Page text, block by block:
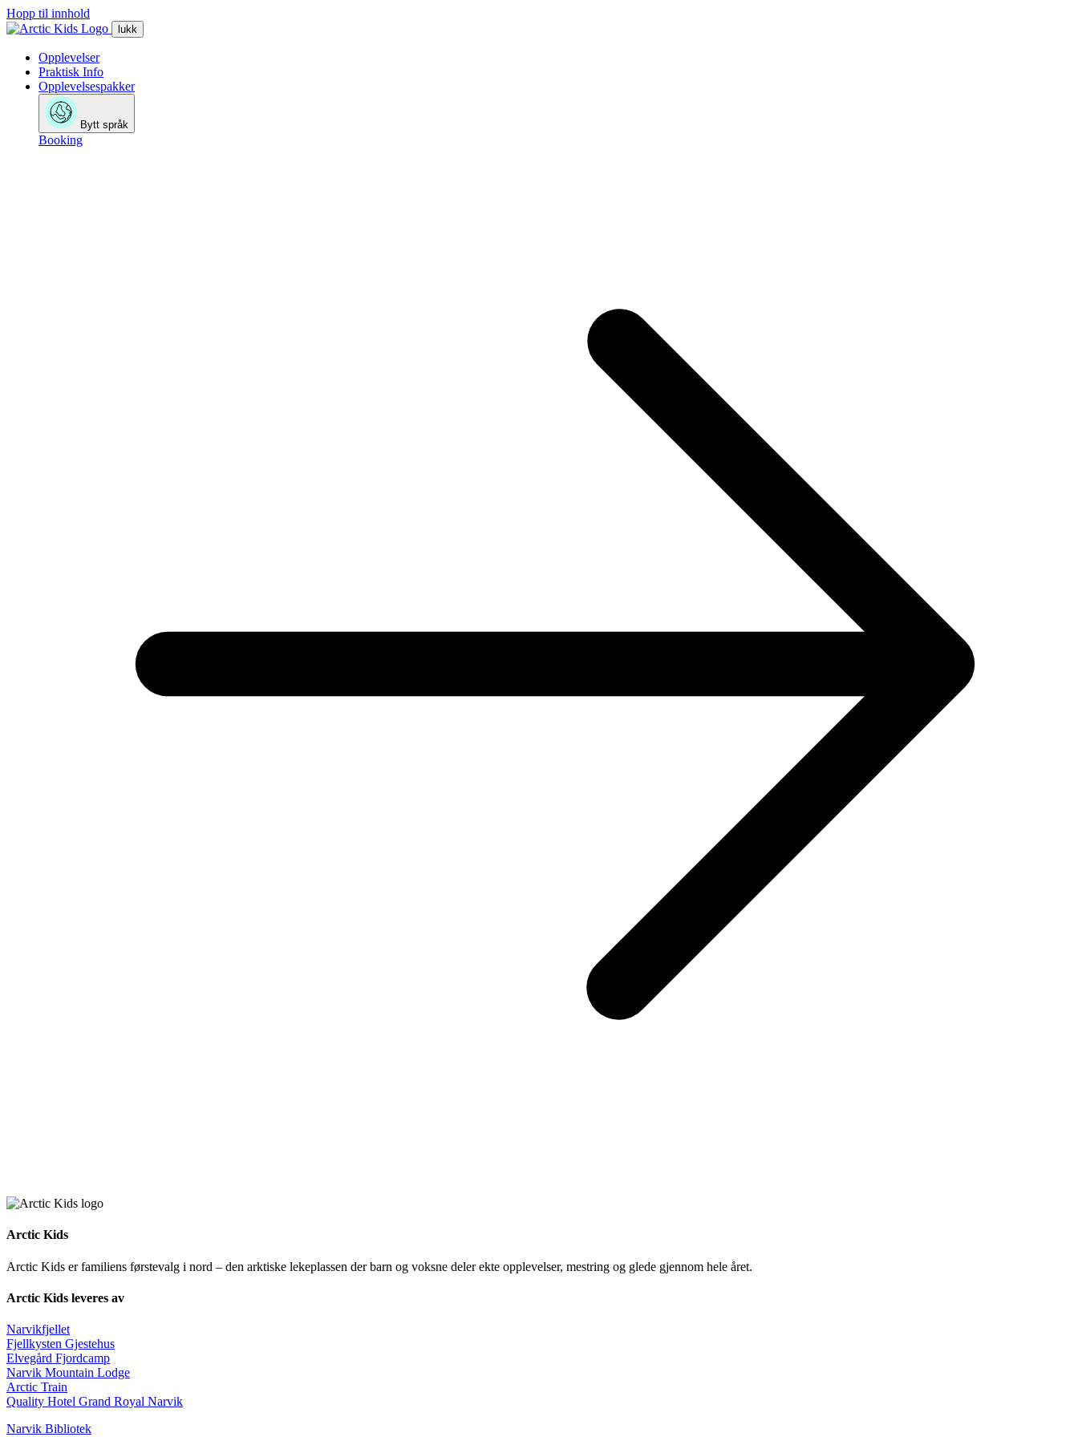
Hopp til innhold
lukk
Opplevelser
Praktisk Info
Opplevelsespakker
Bytt språk
Booking
Arctic Kids
Arctic Kids er familiens førstevalg i nord – den arktiske lekeplassen der barn og voksne deler ekte opplevelser, mestring og glede gjennom hele året.
Arctic Kids leveres av
Narvikfjellet
Fjellkysten Gjestehus
Elvegård Fjordcamp
Narvik Mountain Lodge
Arctic Train
Quality Hotel Grand Royal Narvik
Narvik Bibliotek